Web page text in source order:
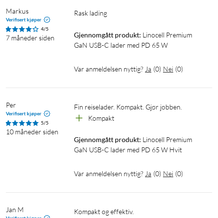
Hurtiglading via Apple Magsafe
Den magnetiske ladestandarden Magsafe (selges separat)
klikkes fast på baksiden av iPhone 12, 13 og 14, og lader
deretter mobilen via induksjon, med 15 W (12 W på iPhone
lader for tidligere iPhones og andre enheter med støtte for
Ved lading av datamaskiner
Laderen kan levere opptil 65 W ved lading fra ett USB-C-uttak,
eller 45 W med en ekstra enhet tilkoblet. Det gjør den
velegnet til kompatible laptops, eksempelvis MacBook Air
spenning på 20 W kan du eksempelvis lade en iPad Pro 11" til
Markus
Verifisert kjøper
4/5
7 måneder siden
Rask lading
Gjennomgått produkt: Linocell Premium
GaN USB-C lader med PD 65 W
Var anmeldelsen nyttig? Ja (0) Nei (0)
Per
Verifisert kjøper
5/5
10 måneder siden
Fin reiselader. Kompakt. Gjør jobben.
Kompakt
Gjennomgått produkt: Linocell Premium
GaN USB-C lader med PD 65 W Hvit
Var anmeldelsen nyttig? Ja (0) Nei (0)
Jan M Kompakt og effektiv.